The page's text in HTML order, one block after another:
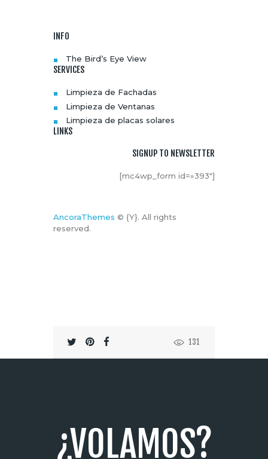
INFO
The Bird’s Eye View
SERVICES
Limpieza de Fachadas
Limpieza de Ventanas
Limpieza de placas solares
LINKS
SIGNUP TO NEWSLETTER
[mc4wp_form id=»393″]
AncoraThemes © {Y}. All rights
reserved.
131
¿VOLAMOS?